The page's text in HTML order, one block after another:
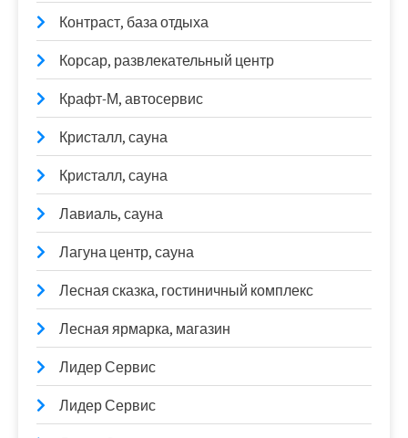
Контраст, база отдыха
Корсар, развлекательный центр
Крафт-М, автосервис
Кристалл, сауна
Кристалл, сауна
Лавиаль, сауна
Лагуна центр, сауна
Лесная сказка, гостиничный комплекс
Лесная ярмарка, магазин
Лидер Сервис
Лидер Сервис